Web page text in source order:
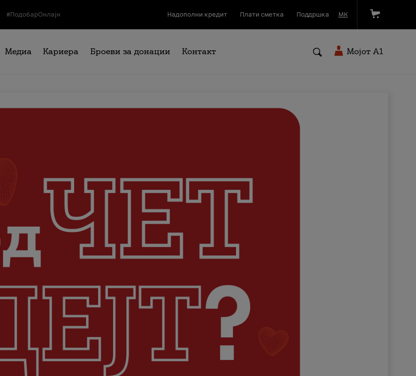
#ПодобарОнлајн Надополни кредит Плати сметка Поддршка МК
Медиа Кариера Броеви за донации Контакт Мојот A1